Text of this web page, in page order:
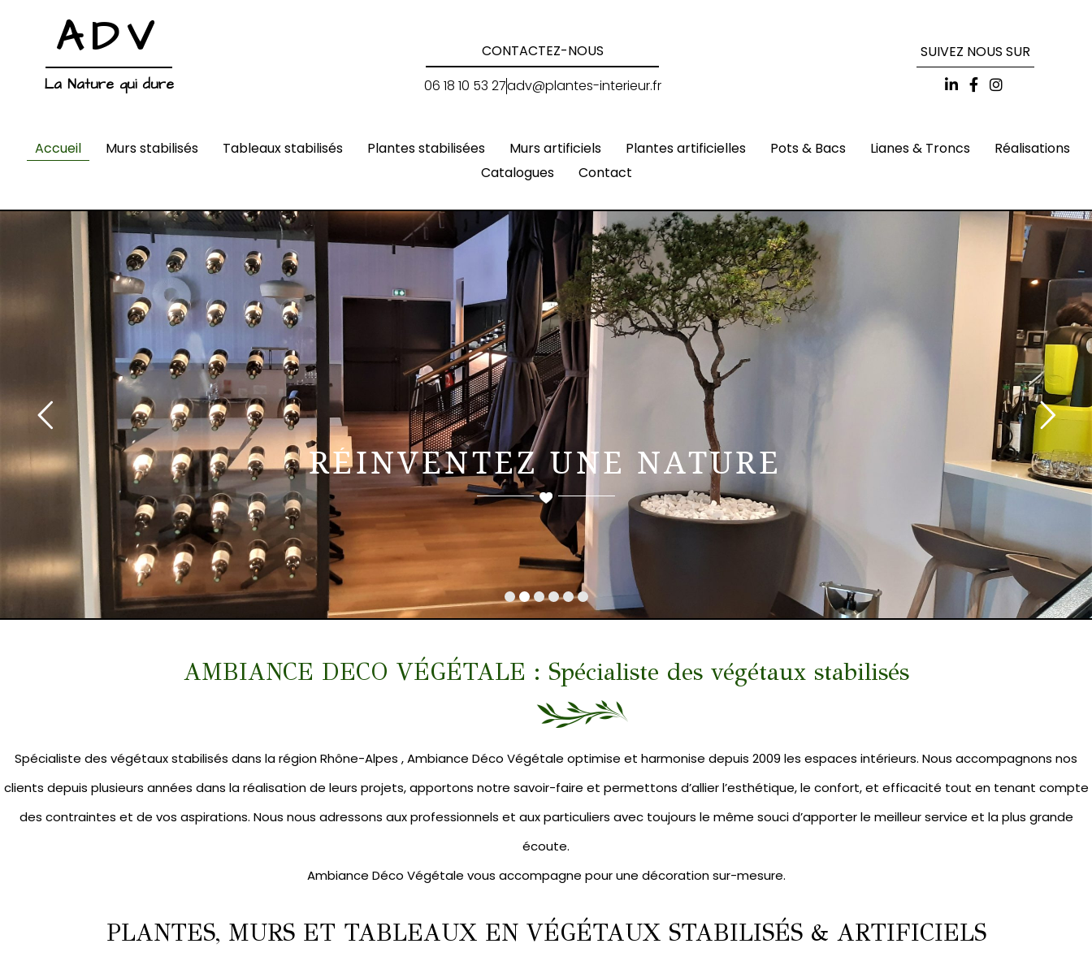
ADV
La Nature qui dure
CONTACTEZ-NOUS
06 18 10 53 27adv@plantes-interieur.fr
SUIVEZ NOUS SUR
Accueil Murs stabilisés Tableaux stabilisés Plantes stabilisées Murs artificiels Plantes artificielles Pots & Bacs Lianes & Troncs
Réalisations
Catalogues
Contact
RÉINVENTEZ UNE NATURE
sans contraintes pour vos espaces de vie
AMBIANCE DECO VÉGÉTALE : Spécialiste des végétaux stabilisés
Spécialiste des végétaux stabilisés dans la région Rhône-Alpes , Ambiance Déco Végétale optimise et harmonise depuis 2009 les espaces intérieurs. Nous accompagnons nos
clients depuis plusieurs années dans la réalisation de leurs projets, apportons notre savoir-faire et permettons d’allier l’esthétique, le confort, et efficacité tout en tenant compte
des contraintes et de vos aspirations. Nous nous adressons aux professionnels et aux particuliers avec toujours le même souci d’apporter le meilleur service et la plus grande
écoute.
Ambiance Déco Végétale vous accompagne pour une décoration sur-mesure.
PLANTES, MURS ET TABLEAUX EN VÉGÉTAUX STABILISÉS & ARTIFICIELS